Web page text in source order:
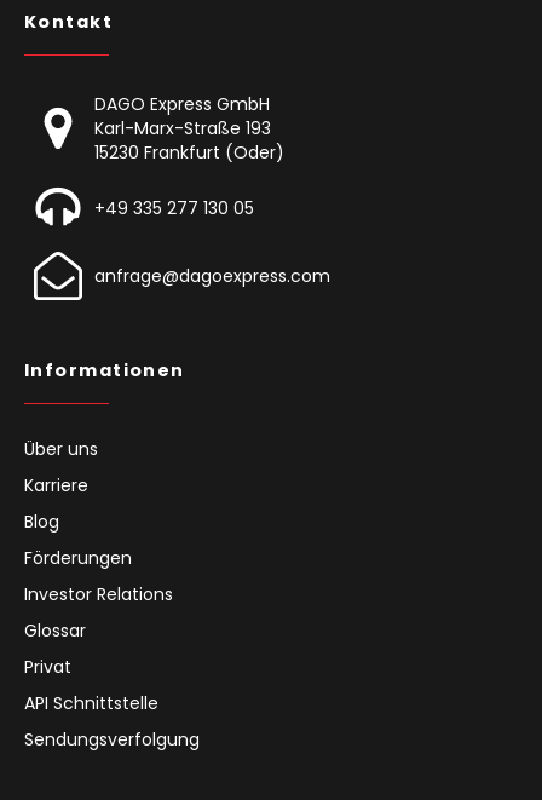
Kontakt
DAGO Express GmbH
Karl-Marx-Straße 193
15230 Frankfurt (Oder)
+49 335 277 130 05
anfrage@dagoexpress.com
Informationen
Über uns
Karriere
Blog
Förderungen
Investor Relations
Glossar
Privat
API Schnittstelle
Sendungsverfolgung